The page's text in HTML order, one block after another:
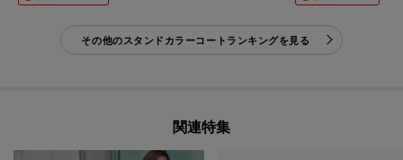
その他のスタンドカラーコートランキングを見る
関連特集